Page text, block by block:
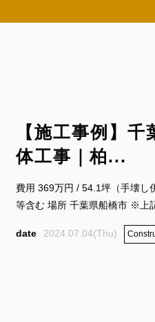
Googleレビュー
【施工事例】
体工事｜柏...
費用 369万円 / 54.1坪（手壊し
等含む 場所 千葉県船橋市 ※上
2024.07.04(Thu)